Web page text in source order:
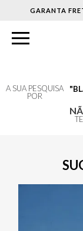
GARANTA
A SUA PESQUISA
POR